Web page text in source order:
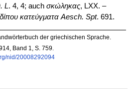
L. 4, 4; auch σκώληκας, LXX. –
κατεύγματα Aesch. Spt. 691.
der griechischen Sprache.
Band 1, S. 759.
nid/20008292094